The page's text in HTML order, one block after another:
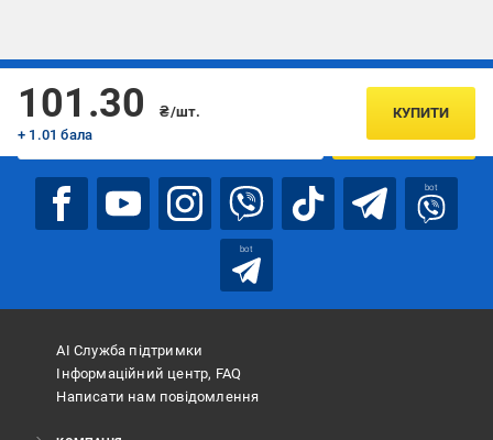
101.30
₴/шт.
+ 1.01 бала
КУПИТИ
Підписуйтесь, щоб дізнаватись першим про акції та пропозиції
ПІДПИСАТИСЯ
bot
bot
АІ Служба підтримки
Інформаційний центр, FAQ
Написати нам повідомлення